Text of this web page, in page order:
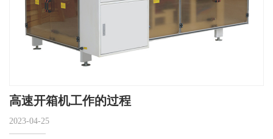
高速开箱机工作的过程
2023-04-25